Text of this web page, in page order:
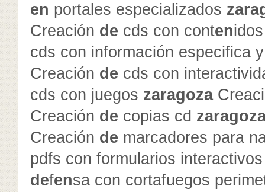
en portales especializados
Creación de cds con conten
cds con información especifica
Creación de cds con
cds con juegos zaragoza
Creación de copias cd
Creación de marcadores para
pdfs con formularios
defensa con cortafuegos